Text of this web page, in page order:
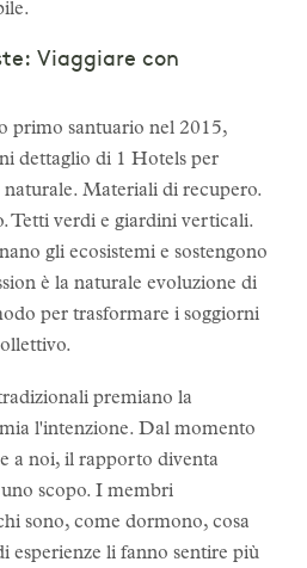
Viaggiare con
primo santuario nel 2015,
dettaglio di 1 Hotels per
Materiali di recupero.
Tetti verdi e giardini verticali.
gli ecosistemi e sostengono
è la naturale evoluzione di
per trasformare i soggiorni
premiano la
l'intenzione. Dal momento
a noi, il rapporto diventa
scopo. I membri
sono, come dormono, cosa
esperienze li fanno sentire più